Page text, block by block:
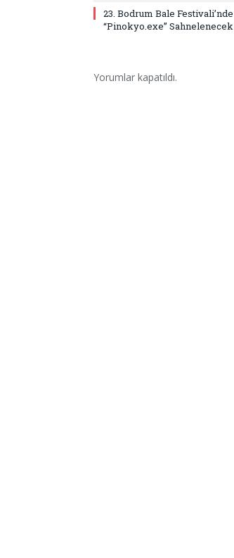
23. Bodrum Bale Festivali’nde
“Pinokyo.exe” Sahnelenecek
Yorumlar kapatıldı.